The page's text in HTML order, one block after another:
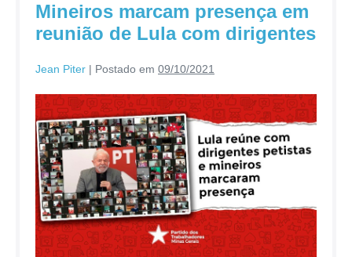
Mineiros marcam presença em
reunião de Lula com dirigentes
Jean Piter | Postado em 09/10/2021